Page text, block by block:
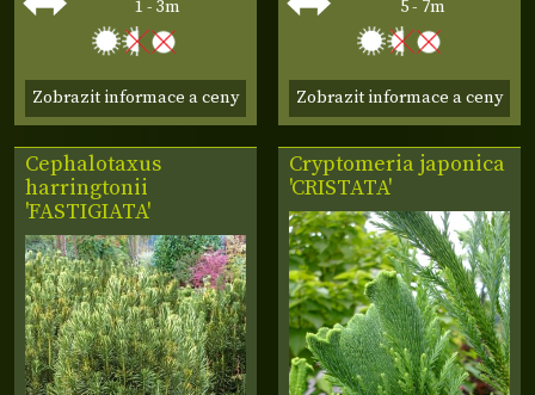
1 - 3m
Zobrazit informace a ceny
5 - 7m
Zobrazit informace a ceny
Cephalotaxus
harringtonii
'FASTIGIATA'
Cryptomeria japonica
'CRISTATA'